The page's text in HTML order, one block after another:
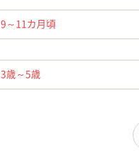
9～11カ月頃
3歳～5歳